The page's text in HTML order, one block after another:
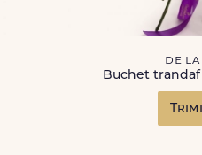
de la
Buchet